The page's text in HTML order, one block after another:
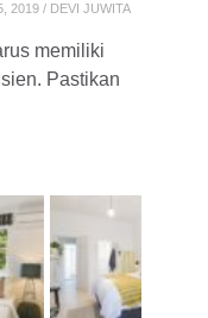
2019 / DEVI JUWITA
memiliki
Pastikan